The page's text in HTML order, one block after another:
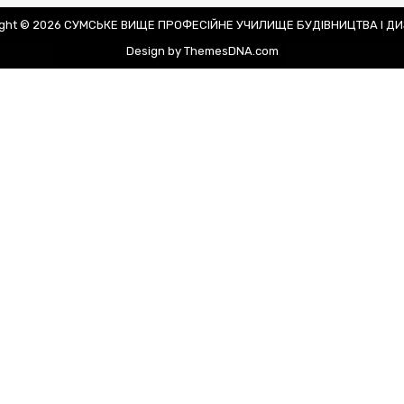
© 2026 СУМСЬКЕ ВИЩЕ ПРОФЕСІЙНЕ УЧИЛИЩЕ БУДІВНИЦТВА І
Design by ThemesDNA.com